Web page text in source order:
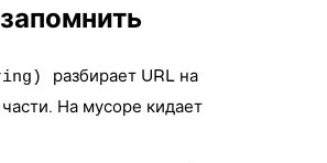
разбирает URL на
На мусоре кидает